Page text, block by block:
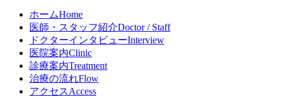
ホームHome
医師・スタッフ紹介Doctor / Staff
ドクターインタビューInterview
医院案内Clinic
診療案内Treatment
治療の流れFlow
アクセスAccess